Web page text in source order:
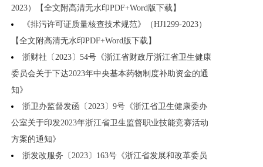
2023）【全文附高清无水印PDF+Word版下载】
《排污许可证质量核查技术规范》（HJ1299-2023）
【全文附高清无水印PDF+Word版下载】
浙财社〔2023〕54号《浙江省财政厅浙江省卫生健康
委员会关于下达2023年中央基本药物制度补助资金的通
知》
浙卫办监督发函〔2023〕9号《浙江省卫生健康委办
公室关于印发2023年浙江省卫生监督职业技能竞赛活动
方案的通知》
浙发改服务〔2023〕163号《浙江省发展和改革委员